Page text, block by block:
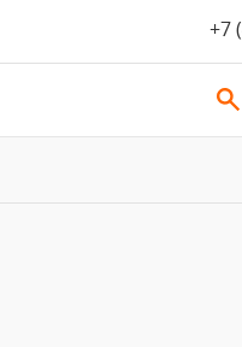
+7